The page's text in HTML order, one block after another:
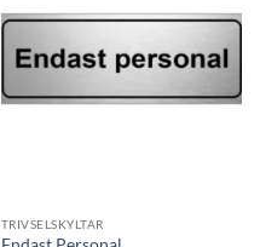
TRIVSELSKYLTAR